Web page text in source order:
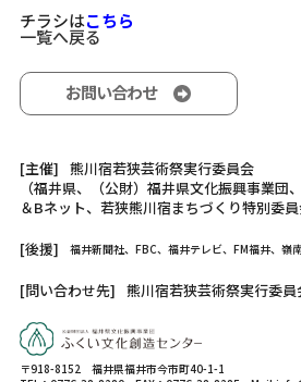
チラシはこちら
一覧へ戻る
お問い合わせ
[主催] 熊川宿若狭芸術祭実行委員会
（福井県、（公財）福井県文化振興事業団
＆Bネット、若狭熊川宿まちづくり特別委員
[後援]
福井新聞社、FBC、福井テレビ、FM福井、嶺
[問い合わせ先] 熊川宿若狭芸術祭実行委員
〒918-8152 福井県福井市今市町40-1-1